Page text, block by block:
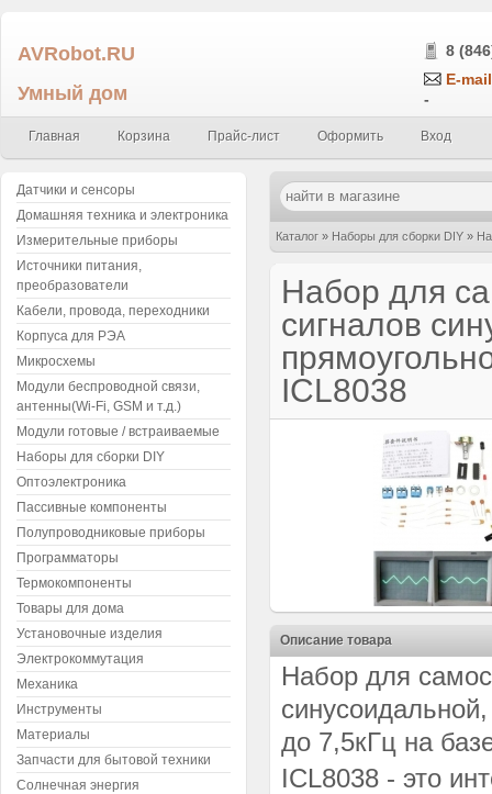
AVRobot.RU
Умный дом
8
E-
-
Главная Корзина Прайс-лист Оформить Вход
Каталог » Наборы для сборки DIY »
Набор для
сигналов
ICL8038
Описание товара
Набор для
до 7,5кГц на
ICL8038 - это
Датчики и сенсоры
Домашняя техника и электроника
Измерительные приборы
Источники питания,
преобразователи
Кабели, провода, переходники
Корпуса для РЭА
Микросхемы
Модули беспроводной связи,
антенны(Wi-Fi, GSM и т.д.)
Модули готовые / встраиваемые
Наборы для сборки DIY
Оптоэлектроника
Пассивные компоненты
Полупроводниковые приборы
Программаторы
Термокомпоненты
Товары для дома
Установочные изделия
Электрокоммутация
Механика
Инструменты
Материалы
Запчасти для бытовой техники
Солнечная энергия